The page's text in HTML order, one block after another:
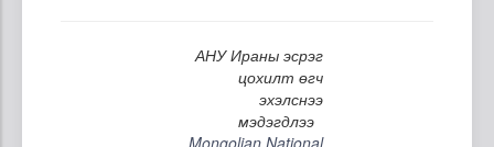
АНУ Ираны эсрэг
цохилт өгч
эхэлснээ
мэдэгдлээ
Mongolian National